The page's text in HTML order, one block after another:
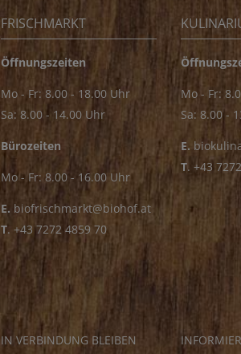
FRISCHMARKT
Öffnungszeiten
Mo - Fr: 8.00 - 18.00 Uhr
Sa: 8.00 - 14.00 Uhr
Bürozeiten
Mo - Fr: 8.00 - 16.00 Uhr
E. biofrischmarkt@biohof.at
T. +43 7272 4859 70
Mo - Fr:
Sa: 8.00 -
E.
T. +43
IN VERBINDUNG BLEIBEN